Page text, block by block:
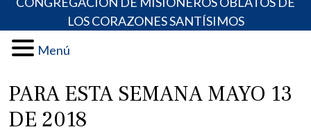
LOS CORAZONES SANTÍSIMOS
Menú
PARA ESTA SEMANA MAYO 13
DE 2018